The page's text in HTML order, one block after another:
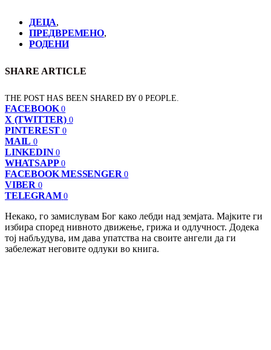
ДЕЦА,
ПРЕДВРЕМЕНО,
РОДЕНИ
SHARE ARTICLE
THE POST HAS BEEN SHARED BY0 PEOPLE.
FACEBOOK 0
X (TWITTER) 0
PINTEREST 0
MAIL 0
LINKEDIN 0
WHATSAPP 0
FACEBOOK MESSENGER 0
VIBER 0
TELEGRAM 0
Некако, го замислувам Бог како лебди над земјата. Мајките ги
избира според нивното движење, грижа и одлучност. Додека
тој набљудува, им дава упатства на своите ангели да ги
забележат неговите одлуки во книга.